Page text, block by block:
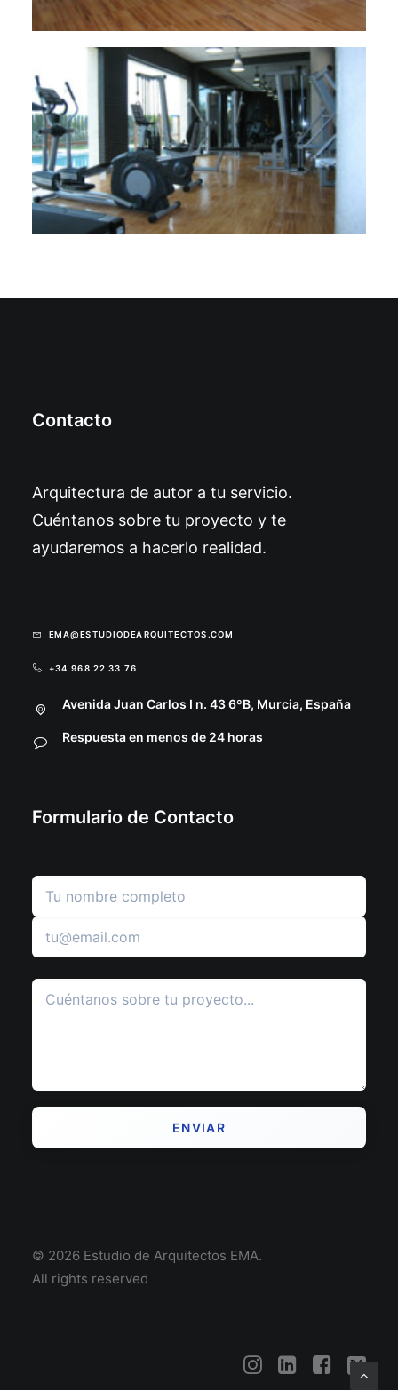
Contacto
Arquitectura de autor a tu servicio.
Cuéntanos sobre tu proyecto y te
ayudaremos a hacerlo realidad.
EMA@ESTUDIODEARQUITECTOS.COM
+34 968 22 33 76
Avenida Juan Carlos I n. 43 6ºB, Murcia, España
Respuesta en menos de 24 horas
Formulario de Contacto
© 2026 Estudio de Arquitectos EMA.
All rights reserved